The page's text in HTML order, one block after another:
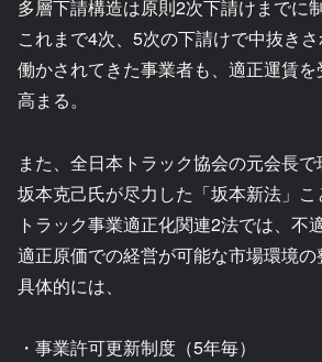
多層下請構造は原則2次下請けまでに
これまで4次、5次の下請けで中抜き
働かされてきた事業者も、適正運賃
高まる。
また、全日本トラック協会の元会長
坂本克己氏が尽力した「坂本新法」こ
トラック事業適正化関連2法では、不
適正原価での経営が可能な市場環境の
具体的には、
・事業許可更新制度（5年毎）